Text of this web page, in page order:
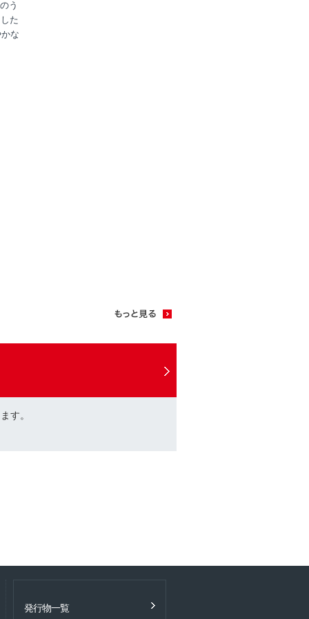
う
た
な
す。
発行物一覧